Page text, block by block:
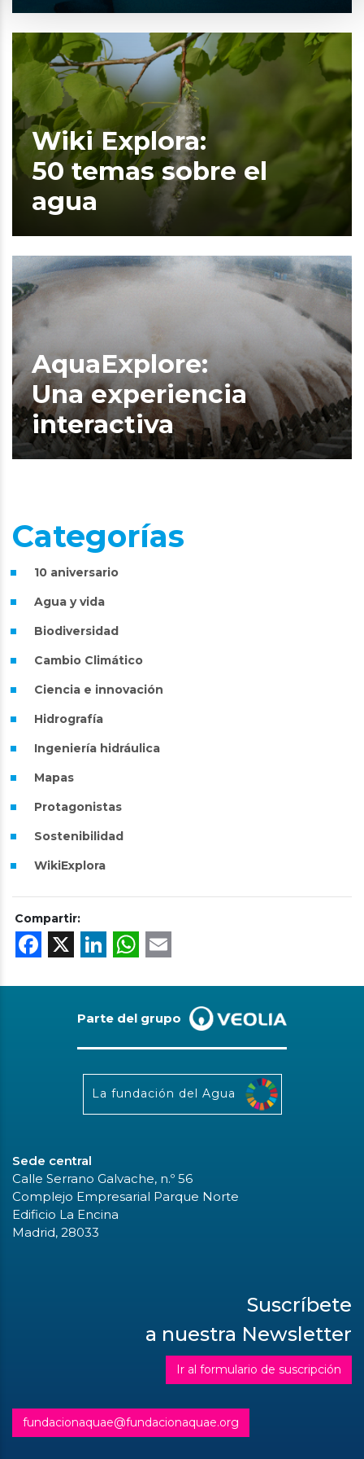
Wiki Explora:
50 temas sobre el
agua
AquaExplore:
Una experiencia
interactiva
Categorías
10 aniversario
Agua y vida
Biodiversidad
Cambio Climático
Ciencia e innovación
Hidrografía
Ingeniería hidráulica
Mapas
Protagonistas
Sostenibilidad
WikiExplora
Compartir:
Facebook
X LinkedIn
WhatsApp
Parte del grupo
La fundación del Agua
Sede central
Calle Serrano Galvache, n.º 56
Complejo Empresarial Parque Norte
Edificio La Encina
Madrid, 28033
Suscríbete
a nuestra Newsletter
Ir al formulario de suscripción
fundacionaquae@fundacionaquae.org